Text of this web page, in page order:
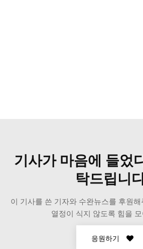
기사가 마음에 들었
탁드립니
이 기사를 쓴 기자와 수완뉴스를 후원
열정이 식지 않도록 힘을
응원하기